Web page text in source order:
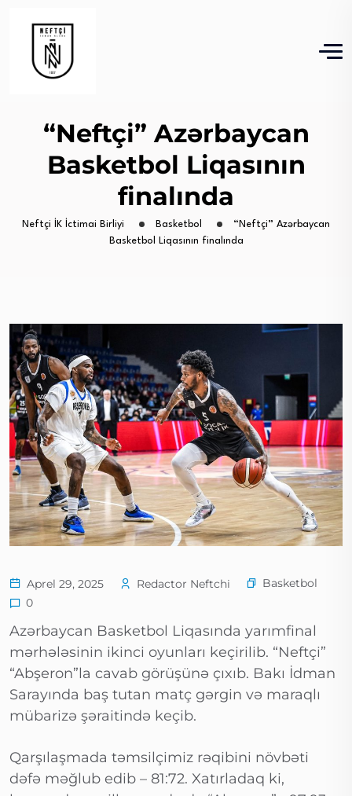
“Neftçi” Azərbaycan
Basketbol Liqasının
finalında
Neftçi İK İctimai Birliyi Basketbol
“Neftçi” Azərbaycan
Basketbol Liqasının finalında
Aprel 29, 2025 Redactor Neftchi
Basketbol
0
Azərbaycan Basketbol Liqasında yarımfinal
mərhələsinin ikinci oyunları keçirilib. “Neftçi”
“Abşeron”la cavab görüşünə çıxıb. Bakı İdman
Sarayında baş tutan matç gərgin və maraqlı
mübarizə şəraitində keçib.
Qarşılaşmada təmsilçimiz rəqibini növbəti
dəfə məğlub edib – 81:72. Xatırladaq ki,